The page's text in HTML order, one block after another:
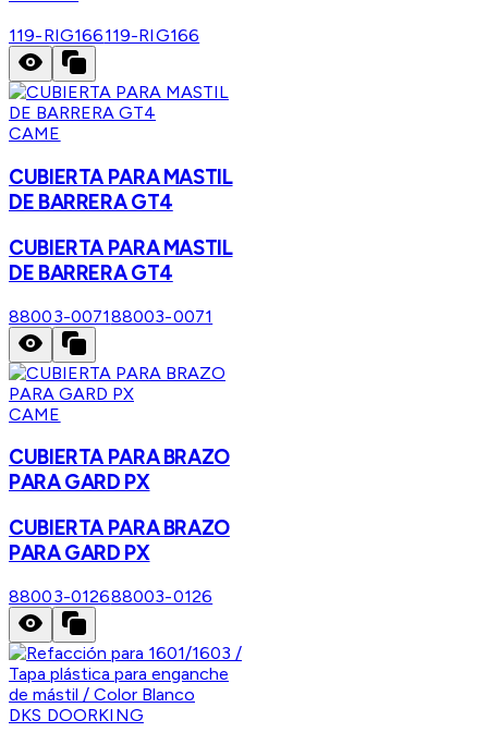
119-RIG166119-RIG166
CAME
CUBIERTA PARA MASTIL
DE BARRERA GT4
CUBIERTA PARA MASTIL
DE BARRERA GT4
88003-007188003-0071
CAME
CUBIERTA PARA BRAZO
PARA GARD PX
CUBIERTA PARA BRAZO
PARA GARD PX
88003-012688003-0126
DKS DOORKING